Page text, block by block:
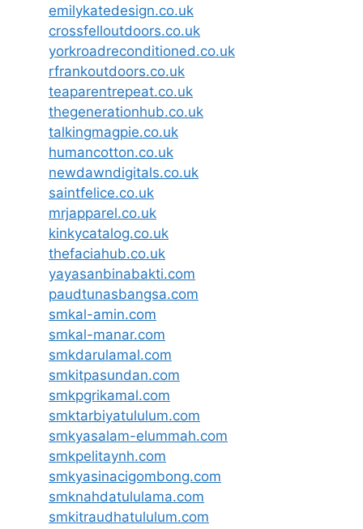
emilykatedesign.co.uk
crossfelloutdoors.co.uk
yorkroadreconditioned.co.uk
rfrankoutdoors.co.uk
teaparentrepeat.co.uk
thegenerationhub.co.uk
talkingmagpie.co.uk
humancotton.co.uk
newdawndigitals.co.uk
saintfelice.co.uk
mrjapparel.co.uk
kinkycatalog.co.uk
thefaciahub.co.uk
yayasanbinabakti.com
paudtunasbangsa.com
smkal-amin.com
smkal-manar.com
smkdarulamal.com
smkitpasundan.com
smkpgrikamal.com
smktarbiyatululum.com
smkyasalam-elummah.com
smkpelitaynh.com
smkyasinacigombong.com
smknahdatululama.com
smkitraudhatululum.com